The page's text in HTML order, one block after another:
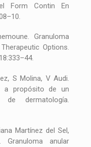
Form Contin En
Granuloma
Options.
S Molina, V Audi.
a propósito de un
dermatología.
Martínez del Sel,
anular